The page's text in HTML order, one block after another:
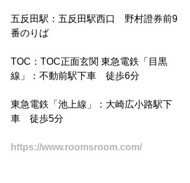
五反田駅：五反田駅西口　野村證券前9
番のりば
TOC：TOC正面玄関 東急電鉄「目黒
線」：不動前駅下車　徒歩6分
東急電鉄「池上線」：大崎広小路駅下
車　徒歩5分
https://www.roomsroom.com/